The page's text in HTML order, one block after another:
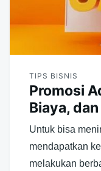
TIPS BISNIS
Promosi
Biaya,
Untuk bisa
mendapatkan
melakukan